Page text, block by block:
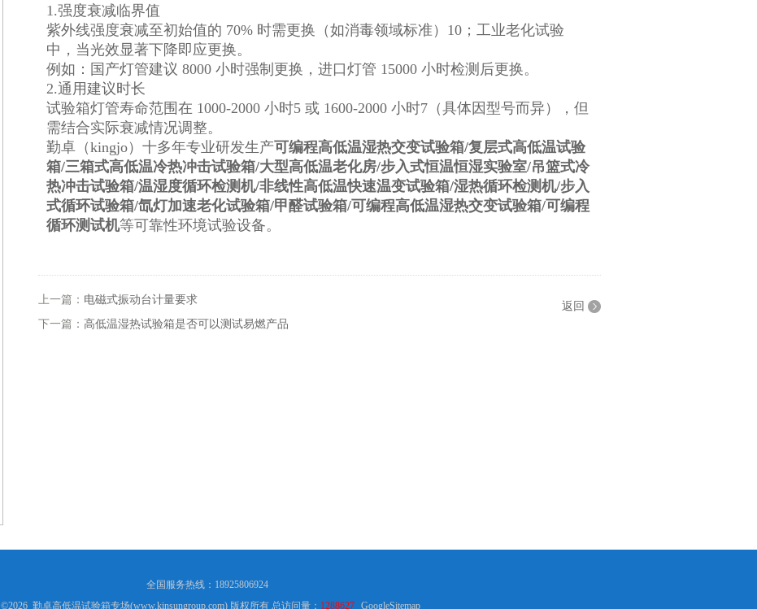
‌1.强度衰减临界值‌
紫外线强度衰减至初始值的 ‌70%‌ 时需更换（如消毒领域标准）10；工业老化试验
中，当光效显著下降即应更换。
例如：国产灯管建议 ‌8000 小时强制更换‌，进口灯管 ‌15000 小时检测后更换。
‌2.通用建议时长‌
试验箱灯管寿命范围在 ‌1000-2000 小时‌5 或 ‌1600-2000 小时‌7（具体因型号而异），但
需结合实际衰减情况调整。
勤卓（kingjo）十多年专业研发生产可编程高低温湿热交变试验箱/复层式高低温试验
箱/三箱式高低温冷热冲击试验箱/大型高低温老化房/步入式恒温恒湿实验室/吊篮式冷
热冲击试验箱/温湿度循环检测机/非线性高低温快速温变试验箱/湿热循环检测机/步入
式循环试验箱/氙灯加速老化试验箱/甲醛试验箱/可编程高低温湿热交变试验箱/可编程
循环测试机等可靠性环境试验设备。
上一篇： 电磁式振动台计量要求
下一篇： 高低温湿热试验箱是否可以测试易燃产品
返回
全国服务热线：18925806924
©2026 勤卓高低温试验箱专场(www.kinsungroup.com) 版权所有 总访问量： 1288627 GoogleSitemap